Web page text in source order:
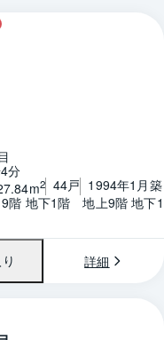
分
2 44戸 1994年1月築
階 地下1階　地上9階 地下
り 詳細